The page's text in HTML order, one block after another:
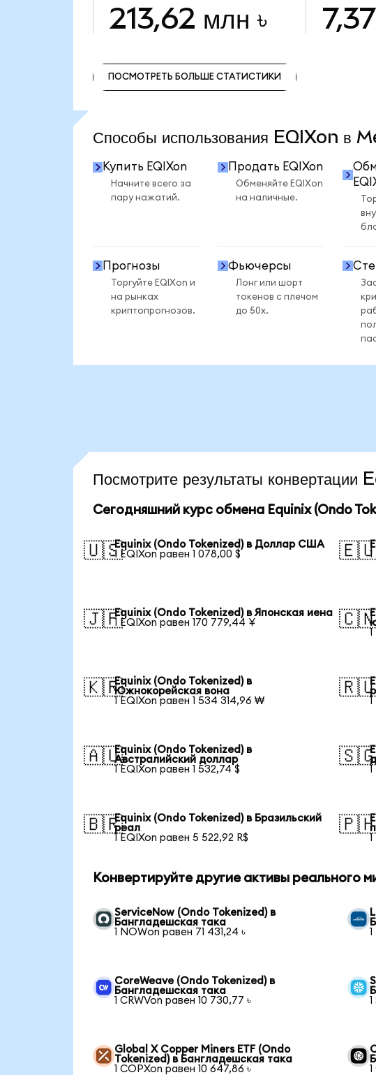
213,62 млн ৳
ПОСМОТРЕТЬ БОЛЬШЕ СТАТИСТИКИ
Способы использования EQIXon в
Купить EQIXon
Начните всего за
пару нажатий.
Продать EQIXon
Обменяйте EQIXon
на наличные.
Прогнозы
Торгуйте EQIXon и
на рынках
криптопрогнозов.
Фьючерсы
Лонг или шорт
токенов с плечом
до 50x.
Посмотрите результаты
Сегодняшний курс обмена Equinix (Ondo
🇺🇸Equinix (Ondo Tokenized) в Доллар США
1 EQIXon равен 1 078,00 $
🇯🇵Equinix (Ondo Tokenized) в Японская иена
1 EQIXon равен 170 779,44 ¥
🇰🇷Equinix (Ondo Tokenized) в
Южнокорейская вона
1 EQIXon равен 1 534 314,96 ₩
🇦🇺Equinix (Ondo Tokenized) в
Австралийский доллар
1 EQIXon равен 1 532,74 $
🇧🇷Equinix (Ondo Tokenized) в Бразильский
реал
1 EQIXon равен 5 522,92 R$
Конвертируйте другие активы реального
ServiceNow (Ondo Tokenized) в
Бангладешская така
1 NOWon равен 71 431,24 ৳
CoreWeave (Ondo Tokenized) в
Бангладешская така
1 CRWVon равен 10 730,77 ৳
Global X Copper Miners ETF (Ondo
Tokenized) в Бангладешская така
1 COPXon равен 10 647,86 ৳